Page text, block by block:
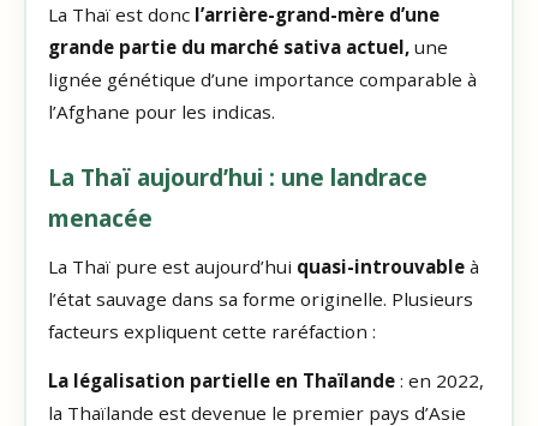
La Thaï est donc l’arrière-grand-mère d’une
grande partie du marché sativa actuel,une
lignée génétique d’une importance comparable à
l’Afghane pour les indicas.
La Thaï aujourd’hui : une landrace
menacée
La Thaï pure est aujourd’hui quasi-introuvableà
l’état sauvage dans sa forme originelle. Plusieurs
facteurs expliquent cette raréfaction :
La légalisation partielle en Thaïlande: en 2022,
la Thaïlande est devenue le premier pays d’Asie